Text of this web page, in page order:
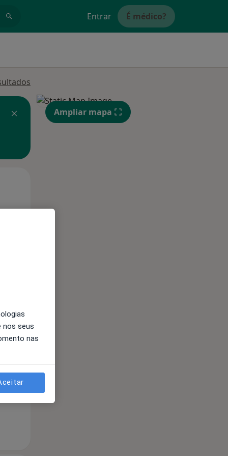
Entrar É médico?
Qua
12 Ago
Ampliar mapa
nos seus
nas